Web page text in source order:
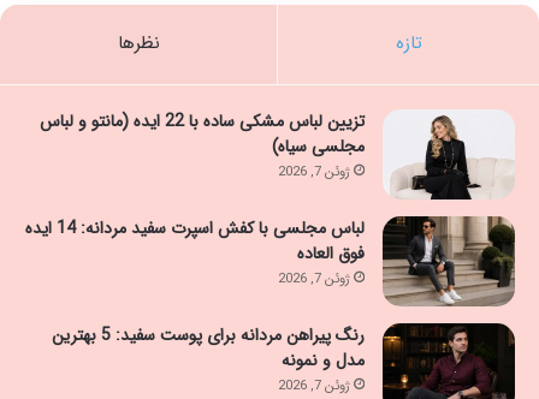
تازه نظرها
تزیین لباس مشکی ساده با 22 ایده (مانتو و لباس
مجلسی سیاه)
ژوئن 7, 2026
لباس مجلسی با کفش اسپرت سفید مردانه: 14 ایده
فوق العاده
ژوئن 7, 2026
رنگ پیراهن مردانه برای پوست سفید: 5 بهترین
مدل و نمونه
ژوئن 7, 2026